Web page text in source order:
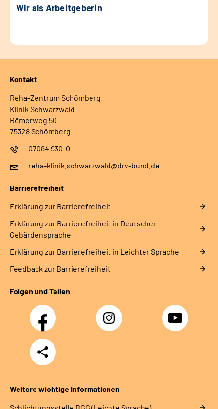
Wir als Arbeitgeberin
Kontakt
Reha-Zentrum Schömberg
Klinik Schwarzwald
Römerweg 50
75328 Schömberg
07084 930-0
reha-klinik.schwarzwald@drv-bund.de
Barrierefreiheit
Erklärung zur Barrierefreiheit
Erklärung zur Barrierefreiheit in Deutscher
Gebärdensprache
Erklärung zur Barrierefreiheit in Leichter Sprache
Feedback zur Barrierefreiheit
Folgen und Teilen
Facebook Instagram YouTube
Teilen
Weitere wichtige Informationen